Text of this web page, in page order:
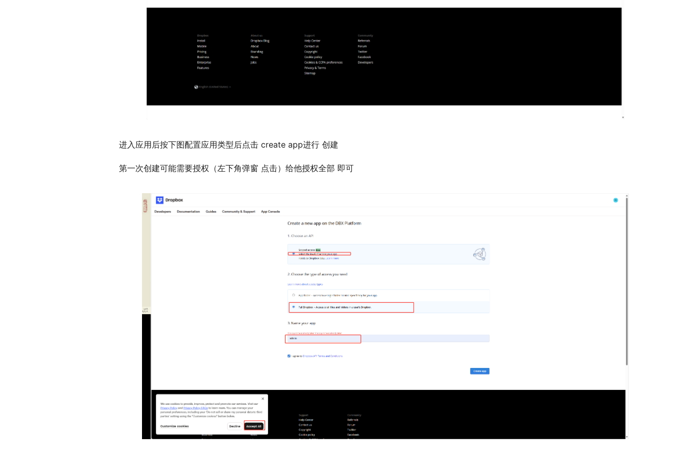
进入应用后按下图配置应用类型后点击 create app进行 创建
第一次创建可能需要授权（左下角弹窗 点击）给他授权全部 即可